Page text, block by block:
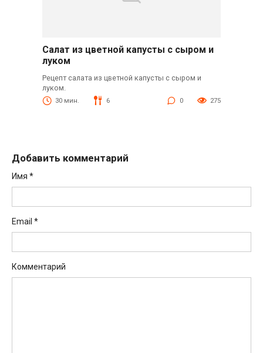
Салат из цветной капусты с сыром и
луком
Рецепт салата из цветной капусты с сыром и
луком.
30 мин. 6 0 275
Добавить комментарий
Имя *
Email *
Комментарий